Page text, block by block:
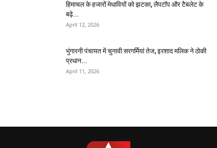
हिमाचल के हजारों मेधावियों को झटका, लैपटॉप और टैबलेट के
बढ़े...
April 12, 2026
भुंगारनी पंचायत में चुनावी सरगर्मियां तेज, इरशाद मलिक ने ठोकी
प्रधान...
April 11, 2026